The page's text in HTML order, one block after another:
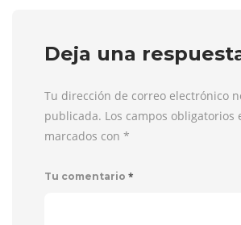
Deja una
Tu dirección de correo electrónico
publicada. Los campos obligatorios
marcados con *
Tu comentario *